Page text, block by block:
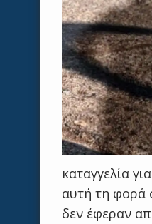
καταγγελία
αυτή τη φορά
δεν έφεραν